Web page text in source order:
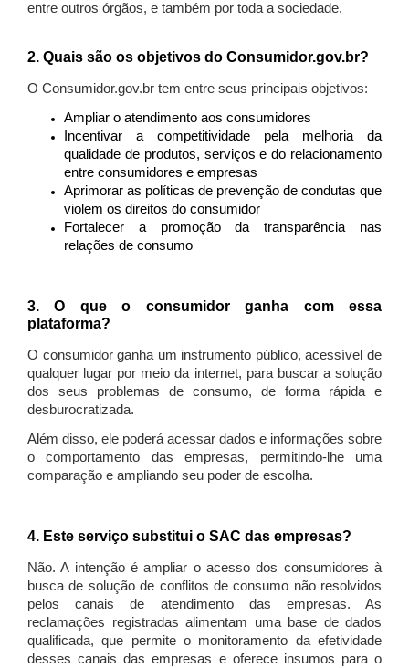
entre outros órgãos, e também por toda a sociedade.
2. Quais são os objetivos do Consumidor.gov.br?
O Consumidor.gov.br tem entre seus principais objetivos:
Ampliar o atendimento aos consumidores
Incentivar a competitividade pela melhoria da
qualidade de produtos, serviços e do relacionamento
entre consumidores e empresas
Aprimorar as políticas de prevenção de condutas que
violem os direitos do consumidor
Fortalecer a promoção da transparência nas
relações de consumo
3. O que o consumidor ganha com essa
plataforma?
O consumidor ganha um instrumento público, acessível de
qualquer lugar por meio da internet, para buscar a solução
dos seus problemas de consumo, de forma rápida e
desburocratizada.
Além disso, ele poderá acessar dados e informações sobre
o comportamento das empresas, permitindo-lhe uma
comparação e ampliando seu poder de escolha.
4. Este serviço substitui o SAC das empresas?
Não. A intenção é ampliar o acesso dos consumidores à
busca de solução de conflitos de consumo não resolvidos
pelos canais de atendimento das empresas. As
reclamações registradas alimentam uma base de dados
qualificada, que permite o monitoramento da efetividade
desses canais das empresas e oferece insumos para o